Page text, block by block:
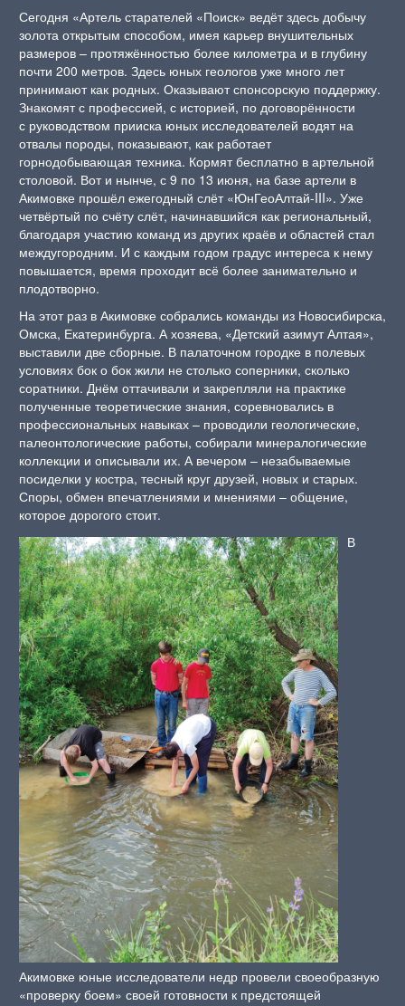
Сегодня «Артель старателей «Поиск» ведёт здесь добычу
золота открытым способом, имея карьер внушительных
размеров – протяжённостью более километра и в глубину
почти 200 метров. Здесь юных геологов уже много лет
принимают как родных. Оказывают спонсорскую поддержку.
Знакомят с профессией, с историей, по договорённости
с руководством прииска юных исследователей водят на
отвалы породы, показывают, как работает
горнодобывающая техника. Кормят бесплатно в артельной
столовой. Вот и нынче, с 9 по 13 июня, на базе артели в
Акимовке прошёл ежегодный слёт «ЮнГеоАлтай-III». Уже
четвёртый по счёту слёт, начинавшийся как региональный,
благодаря участию команд из других краёв и областей стал
междугородним. И с каждым годом градус интереса к нему
повышается, время проходит всё более занимательно и
плодотворно.
На этот раз в Акимовке собрались команды из Новосибирска,
Омска, Екатеринбурга. А хозяева, «Детский азимут Алтая»,
выставили две сборные. В палаточном городке в полевых
условиях бок о бок жили не столько соперники, сколько
соратники. Днём оттачивали и закрепляли на практике
полученные теоретические знания, соревновались в
профессиональных навыках – проводили геологические,
палеонтологические работы, собирали минералогические
коллекции и описывали их. А вечером – незабываемые
посиделки у костра, тесный круг друзей, новых и старых.
Споры, обмен впечатлениями и мнениями – общение,
которое дорогого стоит.
В
Акимовке юные исследователи недр провели своеобразную
«проверку боем» своей готовности к предстоящей